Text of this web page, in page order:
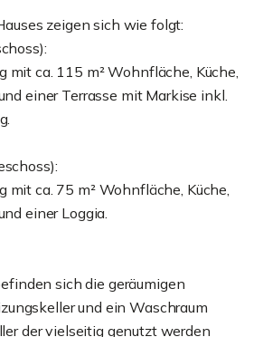
zeigen sich wie folgt:
mit ca. 115 m² Wohnfläche, Küche,
einer Terrasse mit Markise inkl.
mit ca. 75 m² Wohnfläche, Küche,
einer Loggia.
sich die geräumigen
und ein Waschraum
der vielseitig genutzt werden